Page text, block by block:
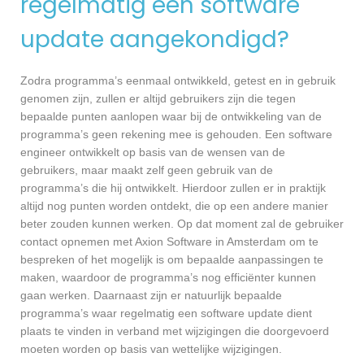
update aangekondigd?
Zodra programma’s eenmaal ontwikkeld, getest en in gebruik
genomen zijn, zullen er altijd gebruikers zijn die tegen
bepaalde punten aanlopen waar bij de ontwikkeling van de
programma’s geen rekening mee is gehouden. Een software
engineer ontwikkelt op basis van de wensen van de
gebruikers, maar maakt zelf geen gebruik van de
programma’s die hij ontwikkelt. Hierdoor zullen er in praktijk
altijd nog punten worden ontdekt, die op een andere manier
beter zouden kunnen werken. Op dat moment zal de gebruiker
contact opnemen met Axion Software in Amsterdam om te
bespreken of het mogelijk is om bepaalde aanpassingen te
maken, waardoor de programma’s nog efficiënter kunnen
gaan werken. Daarnaast zijn er natuurlijk bepaalde
programma’s waar regelmatig een software update dient
plaats te vinden in verband met wijzigingen die doorgevoerd
moeten worden op basis van wettelijke wijzigingen.